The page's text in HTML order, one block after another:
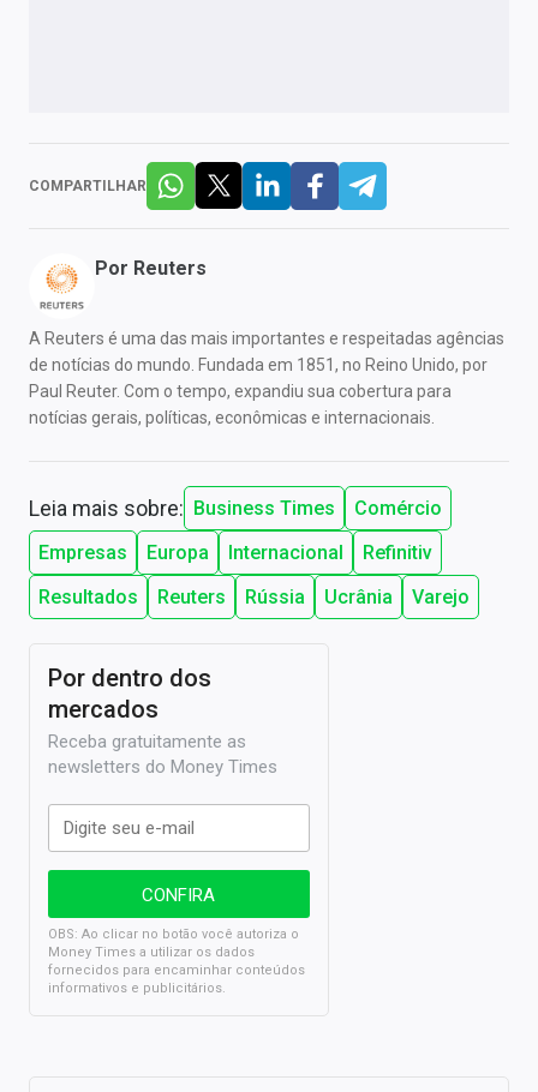
COMPARTILHAR
Por Reuters
A Reuters é uma das mais importantes e respeitadas agências
de notícias do mundo. Fundada em 1851, no Reino Unido, por
Paul Reuter. Com o tempo, expandiu sua cobertura para
notícias gerais, políticas, econômicas e internacionais.
Leia mais sobre: Business Times
Comércio
Empresas
Europa Internacional
Refinitiv
Resultados
Reuters Rússia Ucrânia Varejo
Por dentro dos
mercados
Receba gratuitamente as
newsletters do Money Times
OBS: Ao clicar no botão você autoriza o
Money Times a utilizar os dados
fornecidos para encaminhar conteúdos
informativos e publicitários.